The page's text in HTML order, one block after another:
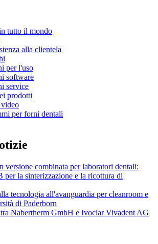
tutto il mondo
alla clientela
per l'uso
software
service
prodotti
per forni dentali
versione combinata per laboratori dentali:
la sinterizzazione e la ricottura di
tecnologia all'avanguardia per cleanroom e
di Paderborn
Nabertherm GmbH e Ivoclar Vivadent AG